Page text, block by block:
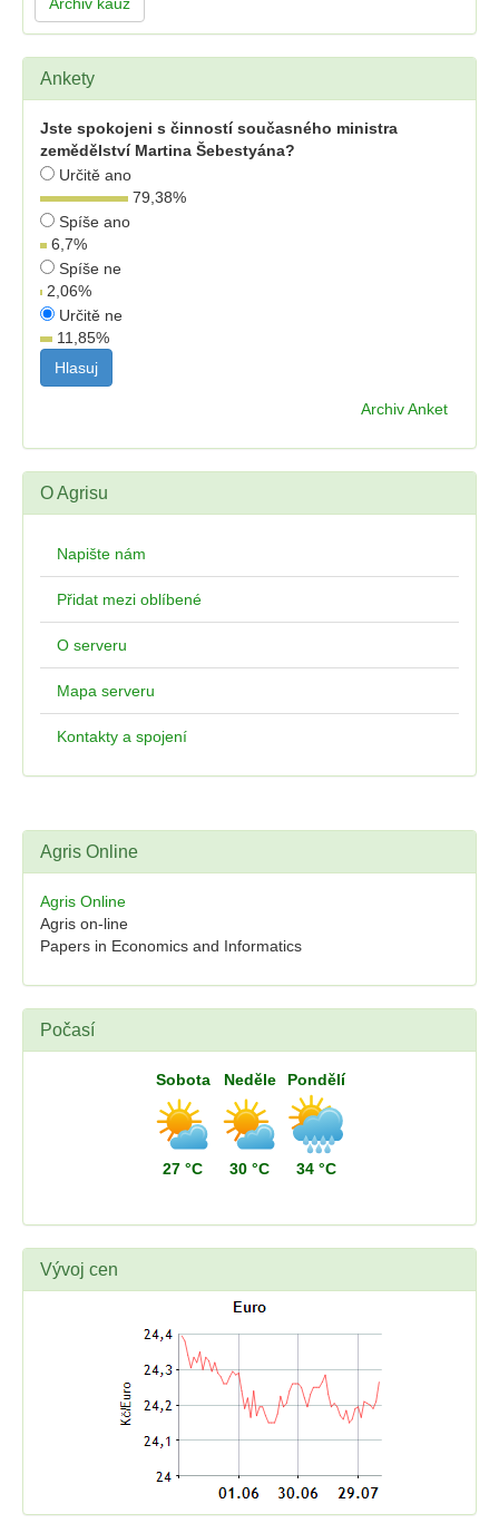
Archiv kauz
Ankety
Jste spokojeni s činností současného ministra
zemědělství Martina Šebestyána?
Určitě ano
79,38%
Spíše ano
6,7%
Spíše ne
2,06%
Určitě ne
11,85%
Archiv Anket
O Agrisu
Napište nám
Přidat mezi oblíbené
O serveru
Mapa serveru
Kontakty a spojení
Agris Online
Agris Online
Agris on-line
Papers in Economics and Informatics
Počasí
Sobota
27 °C
Neděle
30 °C
Pondělí
34 °C
Vývoj cen